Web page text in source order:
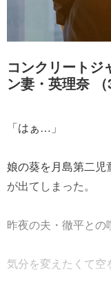
コンクリートジ
ン妻・英理奈 （
「はぁ…」
娘の葵を月島第二児
が出てしまった。
昨夜の夫・徹平との
気分を変えたくて空